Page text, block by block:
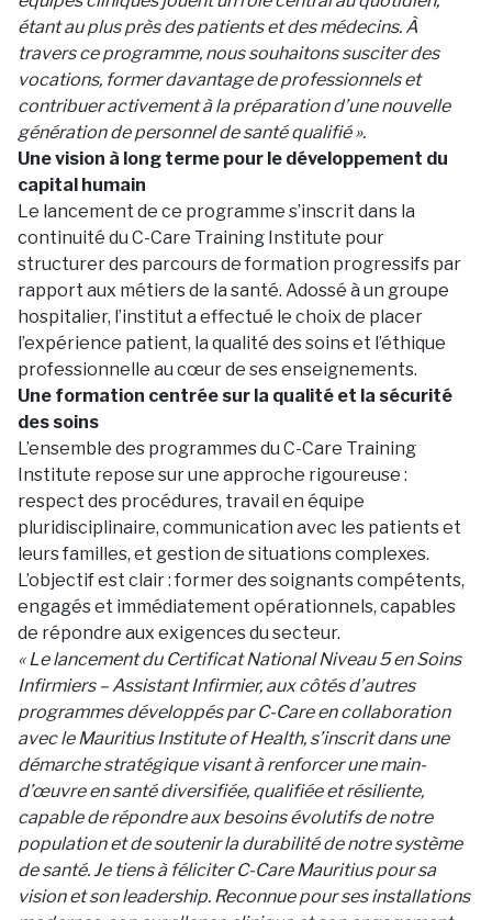
étant au plus près des patients et des médecins. À
travers ce programme, nous souhaitons susciter des
vocations, former davantage de professionnels et
contribuer activement à la préparation d’une nouvelle
génération de personnel de santé qualifié ».
Une vision à long terme pour le développement du
capital humain
Le lancement de ce programme s’inscrit dans la
continuité du C-Care Training Institute pour
structurer des parcours de formation progressifs par
rapport aux métiers de la santé. Adossé à un groupe
hospitalier, l’institut a effectué le choix de placer
l’expérience patient, la qualité des soins et l’éthique
professionnelle au cœur de ses enseignements.
Une formation centrée sur la qualité et la sécurité
des soins
L’ensemble des programmes du C-Care Training
Institute repose sur une approche rigoureuse :
respect des procédures, travail en équipe
pluridisciplinaire, communication avec les patients et
leurs familles, et gestion de situations complexes.
L’objectif est clair : former des soignants compétents,
engagés et immédiatement opérationnels, capables
de répondre aux exigences du secteur.
« Le lancement du Certificat National Niveau 5 en Soins
Infirmiers – Assistant Infirmier, aux côtés d’autres
programmes développés par C-Care en collaboration
avec le Mauritius Institute of Health, s’inscrit dans une
démarche stratégique visant à renforcer une main-
d’œuvre en santé diversifiée, qualifiée et résiliente,
capable de répondre aux besoins évolutifs de notre
population et de soutenir la durabilité de notre système
de santé. Je tiens à féliciter C-Care Mauritius pour sa
vision et son leadership. Reconnue pour ses installations